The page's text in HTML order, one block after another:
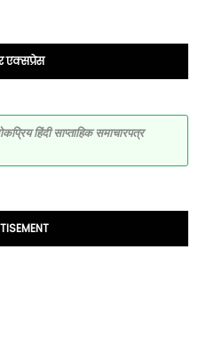
एक्सप्रेस
हिंदी साप्ताहिक समाचारपत्र